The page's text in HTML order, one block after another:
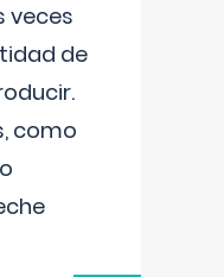
veces
de
como